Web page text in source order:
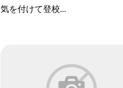
気を付けて登校...